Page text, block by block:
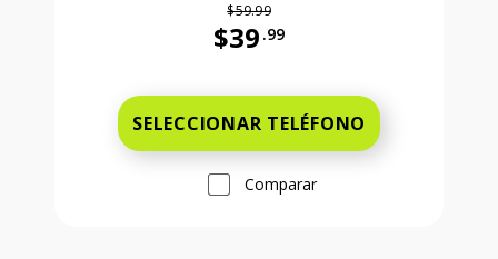
$59.99
$39 .99
SELECCIONAR TELÉFONO
Comparar